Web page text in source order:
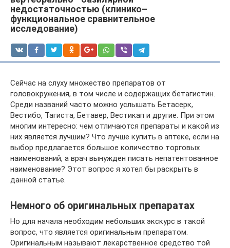
недостаточностью (клинико–
функциональное сравнительное
исследование)
Сейчас на слуху множество препаратов от
головокружения, в том числе и содержащих бетагистин.
Среди названий часто можно услышать Бетасерк,
Вестибо, Тагиста, Бетавер, Вестикап и другие. При этом
многим интересно: чем отличаются препараты и какой из
них является лучшим? Что лучше купить в аптеке, если на
выбор предлагается большое количество торговых
наименований, а врач вынужден писать непатентованное
наименование? Этот вопрос я хотел бы раскрыть в
данной статье.
Немного об оригинальных препаратах
Но для начала необходим небольших экскурс в такой
вопрос, что является оригинальным препаратом.
Оригинальным называют лекарственное средство той